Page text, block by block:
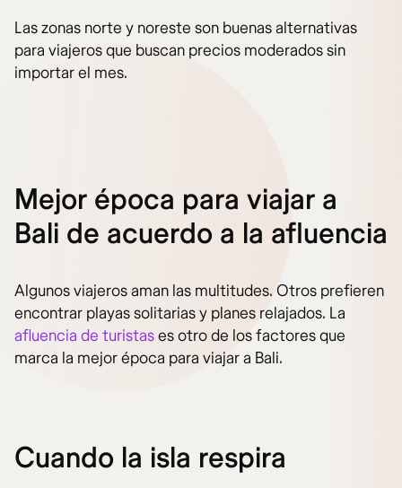
Las zonas norte y noreste son buenas alternativas
para viajeros que buscan precios moderados sin
importar el mes.
Mejor época para viajar a
Bali de acuerdo a la afluencia
Algunos viajeros aman las multitudes. Otros prefieren
encontrar playas solitarias y planes relajados. La
afluencia de turistases otro de los factores que
marca la mejor época para viajar a Bali.
Cuando la isla respira